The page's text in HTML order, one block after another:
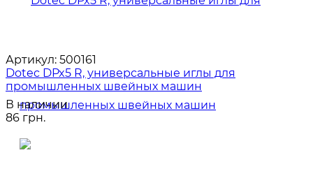
Артикул: 500161
Dotec DPx5 R, универсальные иглы для
промышленных швейных машин
В наличии
86 грн.